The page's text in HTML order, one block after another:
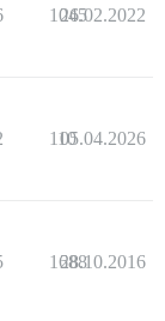
1045
26.02.2022
110
05.04.2026
1688
28.10.2016